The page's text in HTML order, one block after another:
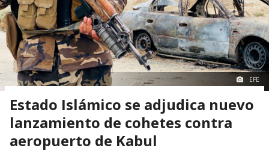
EFE
Estado Islámico se adjudica nuevo
lanzamiento de cohetes contra
aeropuerto de Kabul